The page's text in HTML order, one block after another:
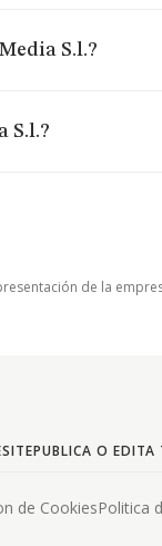
S.l.?
S.l.?
de la
PUBLICA O EDITA
de CookiesPolitica